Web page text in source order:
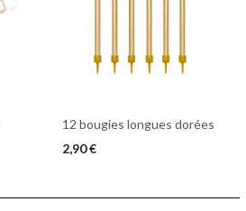
12 bougies longues dorées
2,90 €